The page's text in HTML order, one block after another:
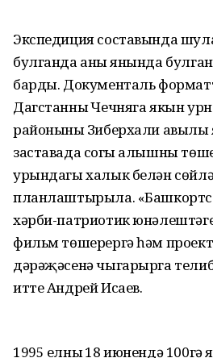
Экспедиция составында
булганда аның янында
барды. Документаль
Дагстанның Чечняга якын
районының Зиберхали
заставада соңгы алышны
урындагы халык белән
планлаштырыла.
хәрби-патриотик
фильм төшерергә һәм
дәрәҗәсенә чыгарырга
итте Андрей Исаев.
1995 елның 18 июнендә 100гә